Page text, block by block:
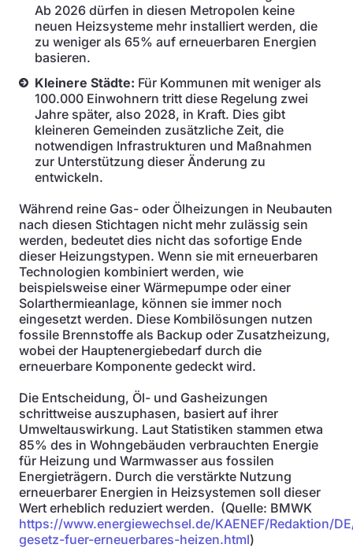
Ab 2026 dürfen in diesen Metropolen keine
neuen Heizsysteme mehr installiert werden, die
zu weniger als 65% auf erneuerbaren Energien
basieren.
Kleinere Städte: Für Kommunen mit weniger als
100.000 Einwohnern tritt diese Regelung zwei
Jahre später, also 2028, in Kraft. Dies gibt
kleineren Gemeinden zusätzliche Zeit, die
notwendigen Infrastrukturen und Maßnahmen
zur Unterstützung dieser Änderung zu
entwickeln.
Während reine Gas- oder Ölheizungen in Neubauten
nach diesen Stichtagen nicht mehr zulässig sein
werden, bedeutet dies nicht das sofortige Ende
dieser Heizungstypen. Wenn sie mit erneuerbaren
Technologien kombiniert werden, wie
beispielsweise einer Wärmepumpe oder einer
Solarthermieanlage, können sie immer noch
eingesetzt werden. Diese Kombilösungen nutzen
fossile Brennstoffe als Backup oder Zusatzheizung,
wobei der Hauptenergiebedarf durch die
erneuerbare Komponente gedeckt wird.
Die Entscheidung, Öl- und Gasheizungen
schrittweise auszuphasen, basiert auf ihrer
Umweltauswirkung. Laut Statistiken stammen etwa
85% des in Wohngebäuden verbrauchten Energie
für Heizung und Warmwasser aus fossilen
Energieträgern. Durch die verstärkte Nutzung
erneuerbarer Energien in Heizsystemen soll dieser
Wert erheblich reduziert werden. (Quelle: BMWK
https://www.energiewechsel.de/KAENEF/Redaktion/
gesetz-fuer-erneuerbares-heizen.html)